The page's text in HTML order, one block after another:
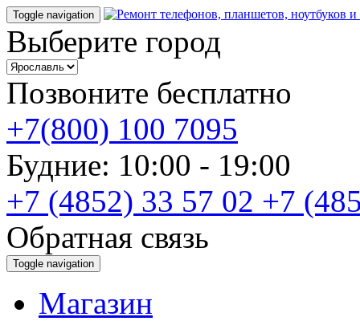
Toggle navigation
Выберите город
Позвоните бесплатно
+7(800) 100 7095
Будние: 10:00 - 19:00
+7 (4852) 33 57 02 +7
Обратная связь
Toggle navigation
Магазин